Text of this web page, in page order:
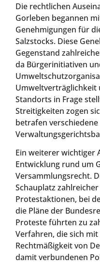
Die rechtlichen
Gorleben begannen
Genehmigungen für
Salzstocks. Diese
Gegenstand
da Bürgerinitiativen
Umweltverträglichkeit
Standorts in Frage
Streitigkeiten zogen
betrafen
Ein weiterer wichtiger
Entwicklung rund um
Versammlungsrecht.
Schauplatz
Protestaktionen, bei
die Pläne der
Proteste führten zu
Verfahren, die sich
Rechtmäßigkeit von
damit verbundenen